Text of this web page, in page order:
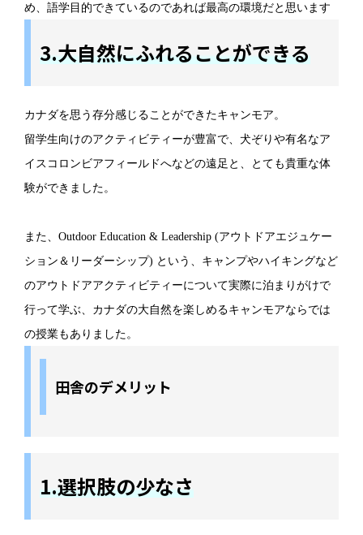
め、語学目的できているのであれば最高の環境だと思います
3.大自然にふれることができる
カナダを思う存分感じることができたキャンモア。
留学生向けのアクティビティーが豊富で、犬ぞりや有名なア
イスコロンビアフィールドへなどの遠足と、とても貴重な体
験ができました。
また、Outdoor Education & Leadership (アウトドアエジュケー
ション＆リーダーシップ) という、キャンプやハイキングなど
のアウトドアアクティビティーについて実際に泊まりがけで
行って学ぶ、カナダの大自然を楽しめるキャンモアならでは
の授業もありました。
田舎のデメリット
1.選択肢の少なさ